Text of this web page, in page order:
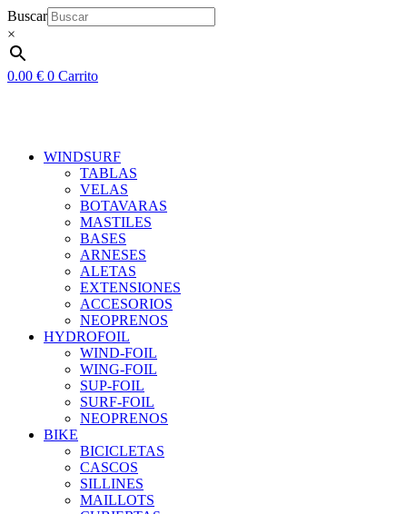
Ir
al
contenido
Buscar
×
0.00 € 0 Carrito
WINDSURF
TABLAS
VELAS
BOTAVARAS
MASTILES
BASES
ARNESES
ALETAS
EXTENSIONES
ACCESORIOS
NEOPRENOS
HYDROFOIL
WIND-FOIL
WING-FOIL
SUP-FOIL
SURF-FOIL
NEOPRENOS
BIKE
BICICLETAS
CASCOS
SILLINES
MAILLOTS